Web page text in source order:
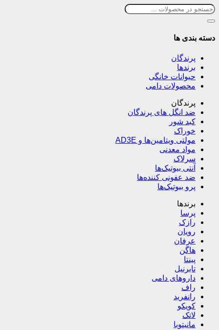
دسته بندی ها
پرندگان
برندها
حیوانات خانگی
محصولات دامی
پرندگان
ضد انگل های پرندگان
کبد شور
خوراک
مولتی ویتامین‌ها و AD3E
مواد معدنی
سرلاک
آنتی بیوتیک‌ها
ضد عفونی کننده‌ها
پرو بیوتیک‌ها
برندها
پرسا
رازک
رویان
عرفان
هاگن
پینتا
تابرنیل
داروهای دامی
راف
رانفرید
کویکو
لاتک
مانیتوبا